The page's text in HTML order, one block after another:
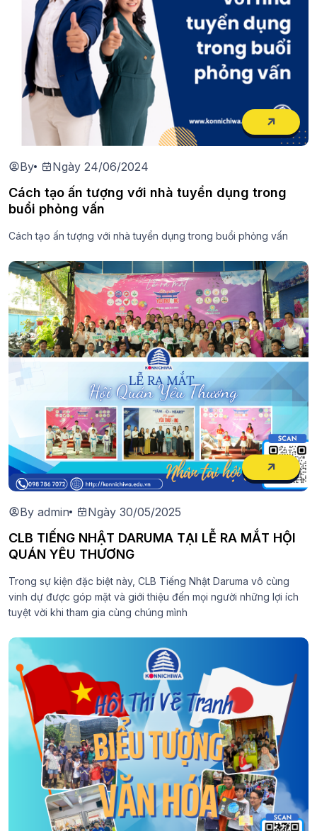
By Ngày 24/06/2024
Cách tạo ấn tượng với nhà tuyển dụng trong
buổi phỏng vấn
Cách tạo ấn tượng với nhà tuyển dụng trong buổi phỏng vấn
By admin Ngày 30/05/2025
CLB TIẾNG NHẬT DARUMA TẠI LỄ RA MẮT HỘI
QUÁN YÊU THƯƠNG
Trong sự kiện đặc biệt này, CLB Tiếng Nhật Daruma vô cùng
vinh dự được góp mặt và giới thiệu đến mọi người những lợi ích
tuyệt vời khi tham gia cùng chúng mình